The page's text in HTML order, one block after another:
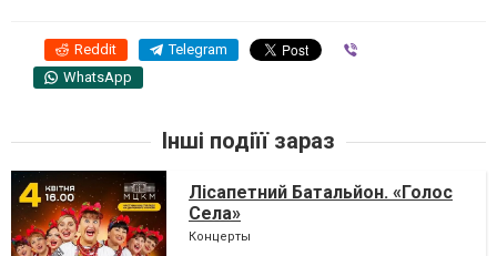
Reddit Telegram
WhatsApp
Інші подіїї зараз
Лісапетний Батальйон. «Голос
Села»
Концерты